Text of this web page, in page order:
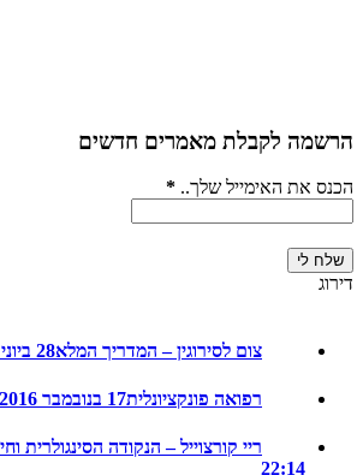
לקבלת מאמרים חדשים
את האימייל שלך.. *
צום לסירוגין – המדריך המלא 28 ביוני 2021 - 13:38
רפואה פונקציונלית17 בנובמבר 2016 - 04:05
ריי קורצוייל – הנקודה הסינגולרית וחיי